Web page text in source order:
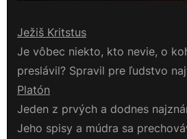
Ježiš Kritstus
Je vôbec niekto, kto nevie, o
preslávil? Spravil pre ľudstvo
Platón
Jeden z prvých a dodnes
Jeho spisy a múdra sa